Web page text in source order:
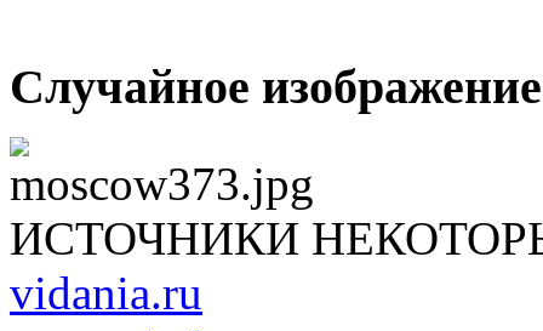
Случайное изображение
ИСТОЧНИКИ
vidania.ru